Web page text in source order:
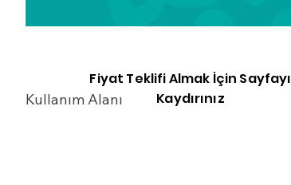
Kullanım Alanı
Fiyat Teklifi Almak İçin Sayfayı
Kaydırınız